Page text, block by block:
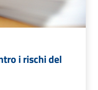
i rischi del